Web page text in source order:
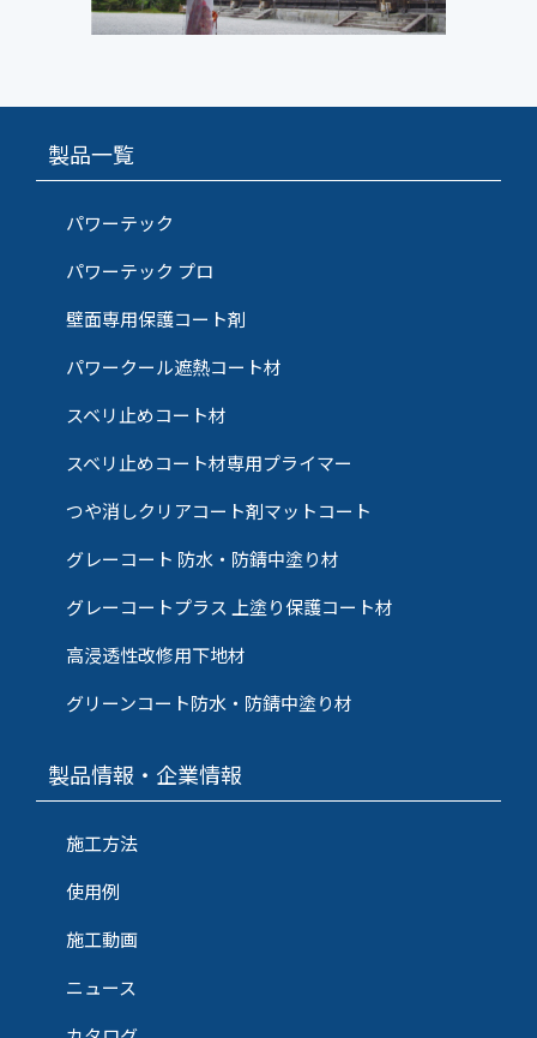
製品一覧
パワーテック
パワーテック プロ
壁面専用保護コート剤
パワークール遮熱コート材
スベリ止めコート材
スベリ止めコート材専用プライマー
つや消しクリアコート剤マットコート
グレーコート 防水・防錆中塗り材
グレーコートプラス 上塗り保護コート材
高浸透性改修用下地材
グリーンコート防水・防錆中塗り材
製品情報・企業情報
施工方法
使用例
施工動画
ニュース